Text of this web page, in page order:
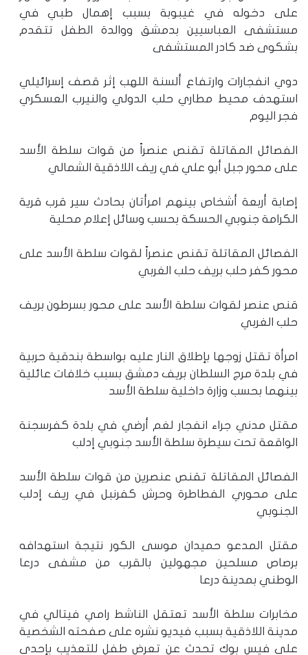
على دخوله في غيبوبة بسبب إهمال طبي في
مستشفى العباسيين بدمشق ووالدة الطفل تتقدم
بشكوى ضد كادر المستشفى
دوي انفجارات وارتفاع ألسنة اللهب إثر قصف إسرائيلي
استهدف محيط مطاري حلب الدولي والنيرب العسكري
فجر اليوم
الفصائل المقاتلة تقنص عنصراً من قوات سلطة الأسد
على محور جبل أبو علي في ريف اللاذقية الشمالي
إصابة أربعة أشخاص بينهم امرأتان بحادث سير قرب قرية
الكرامة جنوبي الحسكة بحسب وسائل إعلام محلية
الفصائل المقاتلة تقنص عنصراً لقوات سلطة الأسد على
محور كفر حلب بريف حلب الغربي
قنص عنصر لقوات سلطة الأسد على محور بسرطون بريف
حلب الغربي
امرأة تقتل زوجها بإطلاق النار عليه بواسطة بندقية حربية
في بلدة مرج السلطان بريف دمشق بسبب خلافات عائلية
بينهما بحسب وزارة داخلية سلطة الأسد
مقتل مدني جراء انفجار لغم أرضي في بلدة كفرسجنة
الواقعة تحت سيطرة سلطة الأسد جنوبي إدلب
الفصائل المقاتلة تقنص عنصرين من قوات سلطة الأسد
على محوري الفطاطرة وحرش كفرنبل في ريف إدلب
الجنوبي
مقتل المدعو حميدان موسى الكور نتيجة استهدافه
برصاص مسلحين مجهولين بالقرب من مشفى درعا
الوطني بمدينة درعا
مخابرات سلطة الأسد تعتقل الناشط رامي فيتالي في
مدينة اللاذقية بسبب فيديو نشره على صفحته الشخصية
على فيس بوك تحدث عن تعرض طفل للتعذيب بإحدى